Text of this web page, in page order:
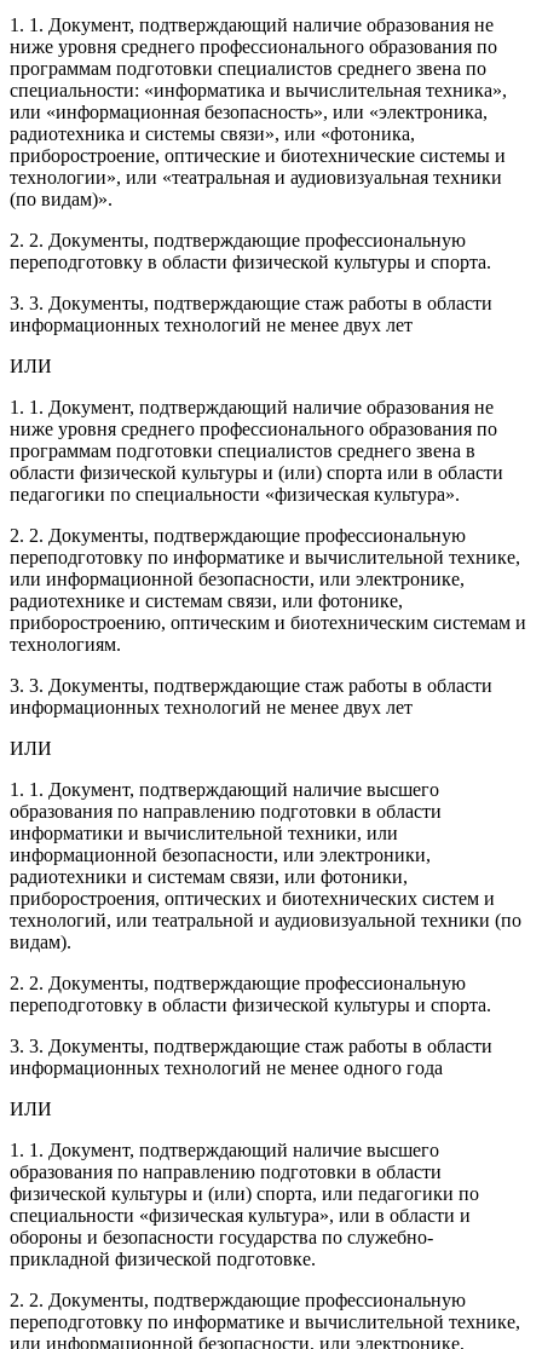
1. 1. Документ, подтверждающий наличие образования не
ниже уровня среднего профессионального образования по
программам подготовки специалистов среднего звена по
специальности: «информатика и вычислительная техника»,
или «информационная безопасность», или «электроника,
радиотехника и системы связи», или «фотоника,
приборостроение, оптические и биотехнические системы и
технологии», или «театральная и аудиовизуальная техники
(по видам)».
2. 2. Документы, подтверждающие профессиональную
переподготовку в области физической культуры и спорта.
3. 3. Документы, подтверждающие стаж работы в области
информационных технологий не менее двух лет
ИЛИ
1. 1. Документ, подтверждающий наличие образования не
ниже уровня среднего профессионального образования по
программам подготовки специалистов среднего звена в
области физической культуры и (или) спорта или в области
педагогики по специальности «физическая культура».
2. 2. Документы, подтверждающие профессиональную
переподготовку по информатике и вычислительной технике,
или информационной безопасности, или электронике,
радиотехнике и системам связи, или фотонике,
приборостроению, оптическим и биотехническим системам и
технологиям.
3. 3. Документы, подтверждающие стаж работы в области
информационных технологий не менее двух лет
ИЛИ
1. 1. Документ, подтверждающий наличие высшего
образования по направлению подготовки в области
информатики и вычислительной техники, или
информационной безопасности, или электроники,
радиотехники и системам связи, или фотоники,
приборостроения, оптических и биотехнических систем и
технологий, или театральной и аудиовизуальной техники (по
видам).
2. 2. Документы, подтверждающие профессиональную
переподготовку в области физической культуры и спорта.
3. 3. Документы, подтверждающие стаж работы в области
информационных технологий не менее одного года
ИЛИ
1. 1. Документ, подтверждающий наличие высшего
образования по направлению подготовки в области
физической культуры и (или) спорта, или педагогики по
специальности «физическая культура», или в области и
обороны и безопасности государства по служебно-
прикладной физической подготовке.
2. 2. Документы, подтверждающие профессиональную
переподготовку по информатике и вычислительной технике,
или информационной безопасности, или электронике,